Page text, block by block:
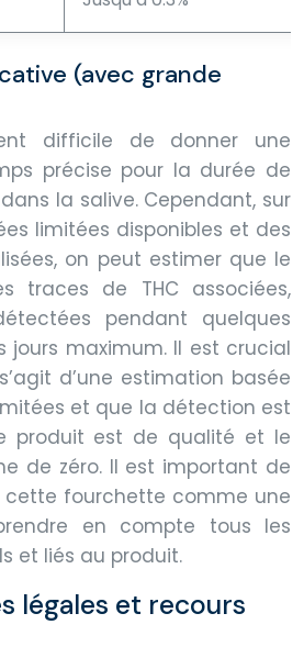
(avec grande
difficile de donner une
précise pour la durée de
la salive. Cependant, sur
limitées disponibles et des
on peut estimer que le
traces de THC associées,
pendant quelques
jours maximum. Il est crucial
d’une estimation basée
et que la détection est
produit est de qualité et le
de zéro. Il est important de
cette fourchette comme une
en compte tous les
et liés au produit.
légales et recours